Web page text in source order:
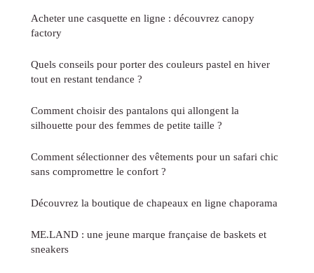
Acheter une casquette en ligne : découvrez canopy
factory
Quels conseils pour porter des couleurs pastel en hiver
tout en restant tendance ?
Comment choisir des pantalons qui allongent la
silhouette pour des femmes de petite taille ?
Comment sélectionner des vêtements pour un safari chic
sans compromettre le confort ?
Découvrez la boutique de chapeaux en ligne chaporama
ME.LAND : une jeune marque française de baskets et
sneakers